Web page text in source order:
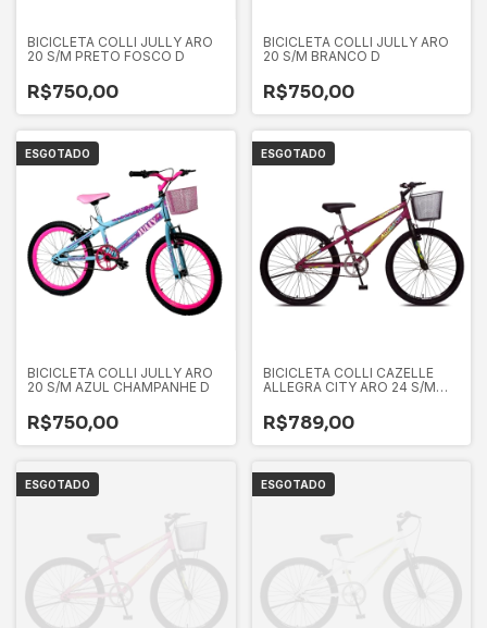
BICICLETA COLLI JULLY ARO
20 S/M PRETO FOSCO D
R$750,00
BICICLETA COLLI JULLY ARO
20 S/M BRANCO D
R$750,00
ESGOTADO
BICICLETA COLLI JULLY ARO
20 S/M AZUL CHAMPANHE D
R$750,00
ESGOTADO
BICICLETA COLLI CAZELLE
ALLEGRA CITY ARO 24 S/M
R$789,00
ESGOTADO ESGOTADO